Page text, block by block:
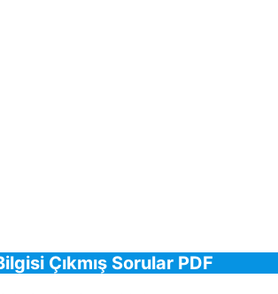
Çıkmış Sorular PDF